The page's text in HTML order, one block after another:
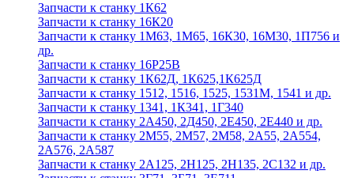
Запчасти к станку 1К62
Запчасти к станку 16К20
Запчасти к станку 1М63, 1М65, 16К30, 16М30, 1П756 и
др.
Запчасти к станку 16Р25В
Запчасти к станку 1К62Д, 1К625,1К625Д
Запчасти к станку 1512, 1516, 1525, 1531М, 1541 и др.
Запчасти к станку 1341, 1К341, 1Г340
Запчасти к станку 2А450, 2Д450, 2Е450, 2Е440 и др.
Запчасти к станку 2М55, 2М57, 2М58, 2А55, 2А554,
2А576, 2А587
Запчасти к станку 2А125, 2Н125, 2Н135, 2С132 и др.